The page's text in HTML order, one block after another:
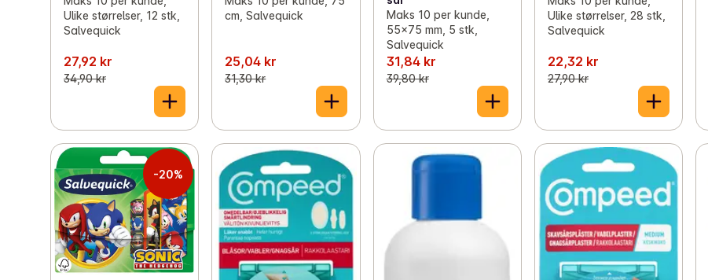
Ulike størrelser, 12 stk,
Salvequick
27,92 kr
34,90 kr
cm, Salvequick
25,04 kr
31,30 kr
Maks 10 per kunde,
55x75 mm, 5 stk,
Salvequick
31,84 kr
39,80 kr
Ulike størrelser, 28 stk,
Salvequick
22,32 kr
27,90 kr
-20%